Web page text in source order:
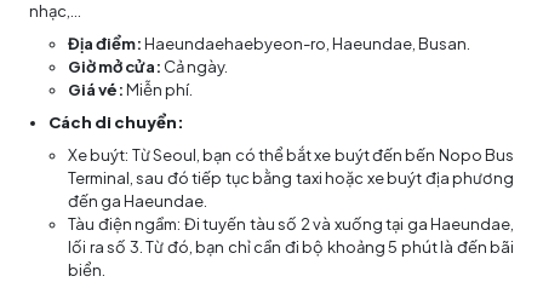
nhạc,...
Địa điểm:Haeundaehaebyeon-ro, Haeundae, Busan.
Giờ mở cửa: Cả ngày.
Giá vé:Miễn phí.
Cách di chuyển:
Xe buýt: Từ Seoul, bạn có thể bắt xe buýt đến bến Nopo Bus
Terminal, sau đó tiếp tục bằng taxi hoặc xe buýt địa phương
đến ga Haeundae.
Tàu điện ngầm: Đi tuyến tàu số 2 và xuống tại ga Haeundae,
lối ra số 3. Từ đó, bạn chỉ cần đi bộ khoảng 5 phút là đến bãi
biển.